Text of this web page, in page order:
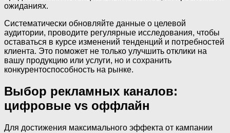
ожиданиях.
Систематически обновляйте данные о целевой
аудитории, проводите регулярные исследования, чтобы
оставаться в курсе изменений тенденций и потребностей
клиента. Это поможет не только улучшить отклики на
вашу продукцию или услуги, но и сохранить
конкурентоспособность на рынке.
Выбор рекламных каналов:
цифровые vs оффлайн
Для достижения максимального эффекта от кампании